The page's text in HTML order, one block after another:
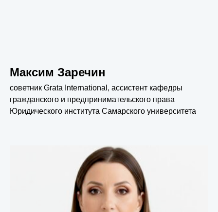
Максим Заречин
советник Grata International, ассистент кафедры
гражданского и предпринимательского права
Юридического института Самарского университета